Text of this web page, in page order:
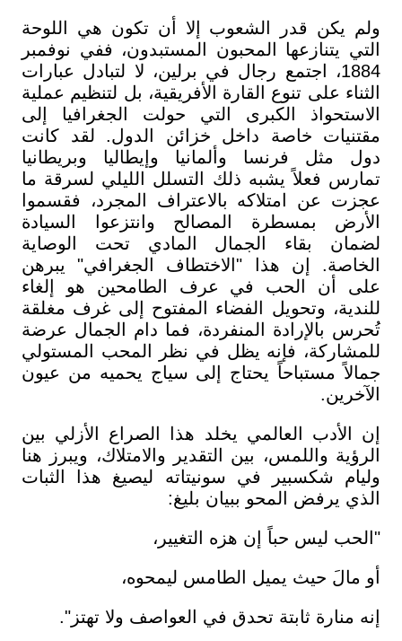
ولم يكن قدر الشعوب إلا أن تكون هي اللوحة
التي يتنازعها المحبون المستبدون، ففي نوفمبر
1884، اجتمع رجال في برلين، لا لتبادل عبارات
الثناء على تنوع القارة الأفريقية، بل لتنظيم عملية
الاستحواذ الكبرى التي حولت الجغرافيا إلى
مقتنيات خاصة داخل خزائن الدول. لقد كانت
دول مثل فرنسا وألمانيا وإيطاليا وبريطانيا
تمارس فعلاً يشبه ذلك التسلل الليلي لسرقة ما
عجزت عن امتلاكه بالاعتراف المجرد، فقسموا
الأرض بمسطرة المصالح وانتزعوا السيادة
لضمان بقاء الجمال المادي تحت الوصاية
الخاصة. إن هذا "الاختطاف الجغرافي" يبرهن
على أن الحب في عرف الطامحين هو إلغاء
للندية، وتحويل الفضاء المفتوح إلى غرف مغلقة
تُحرس بالإرادة المنفردة، فما دام الجمال عرضة
للمشاركة، فإنه يظل في نظر المحب المستولي
جمالاً مستباحاً يحتاج إلى سياج يحميه من عيون
الآخرين.
إن الأدب العالمي يخلد هذا الصراع الأزلي بين
الرؤية واللمس، بين التقدير والامتلاك، ويبرز هنا
وليام شكسبير في سونيتاته ليصيغ هذا الثبات
الذي يرفض المحو ببيان بليغ:
"الحب ليس حباً إن هزه التغيير،
أو مالَ حيث يميل الطامس ليمحوه،
إنه منارة ثابتة تحدق في العواصف ولا تهتز".